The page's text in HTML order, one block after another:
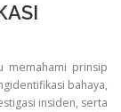
memahami prinsip
bahaya,
insiden, serta